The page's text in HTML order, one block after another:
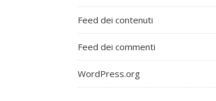
Feed dei contenuti
Feed dei commenti
WordPress.org